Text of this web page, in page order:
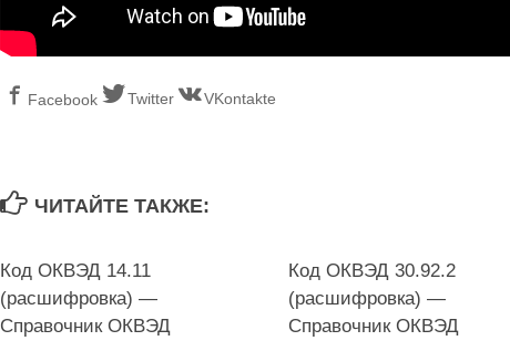
Facebook Twitter VKontakte
ЧИТАЙТЕ ТАКЖЕ:
Код ОКВЭД 14.11
(расшифровка) —
Справочник ОКВЭД
Код ОКВЭД 30.92.2
(расшифровка) —
Справочник ОКВЭД